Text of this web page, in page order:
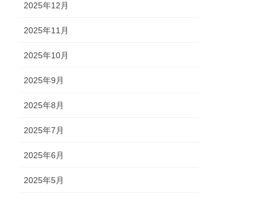
2025年12月
2025年11月
2025年10月
2025年9月
2025年8月
2025年7月
2025年6月
2025年5月